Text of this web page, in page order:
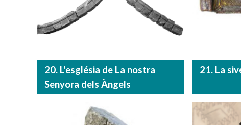
20. L'església de La nostra
Senyora dels Àngels
21. La